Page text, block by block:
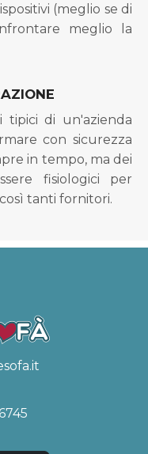
(meglio se di
meglio la
tipici di un'azienda
con sicurezza
in tempo, ma dei
fisiologici per
tanti fornitori.